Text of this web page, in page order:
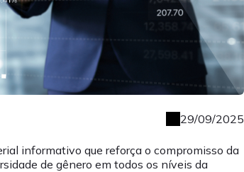
29/09/2025
informativo que reforça o compromisso da
de gênero em todos os níveis da